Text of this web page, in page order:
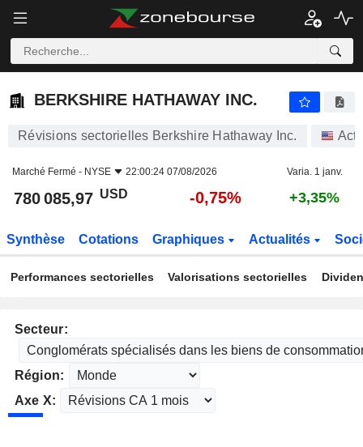
BERKSHIRE HATHAWAY INC. -0,75%
BERKSHIRE HATHAWAY INC.
Révisions sectorielles Berkshire Hathaway Inc.
Marché Fermé - NYSE 22:00:24 07/08/2026 Varia. 1 janv.
780 085,97 USD -0,75% +3,35%
Synthèse Cotations Graphiques Actualités
Performances sectorielles Valorisations sectorielles
Secteur:
Région:
Axe X: